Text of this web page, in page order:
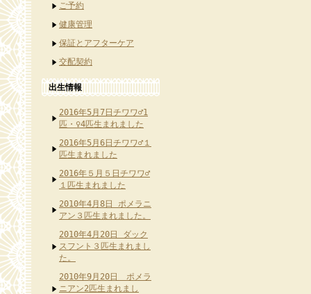
ご予約
健康管理
保証とアフターケア
交配契約
出生情報
2016年5月7日チワワ♂1
匹・♀4匹生まれました
2016年5月6日チワワ♂１
匹生まれました
2016年５月５日チワワ♂
１匹生まれました
2010年4月8日 ポメラニ
アン３匹生まれました。
2010年4月20日 ダック
スフント３匹生まれまし
た。
2010年9月20日 ポメラ
ニアン2匹生まれまし